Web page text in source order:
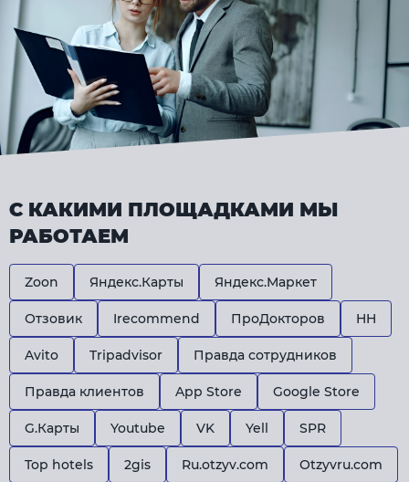
С КАКИМИ ПЛОЩАДКАМИ МЫ
РАБОТАЕМ
Zoon Яндекс.Карты Яндекс.Маркет
Отзовик Irecommend ПроДокторов HH
Avito Tripadvisor Правда сотрудников
Правда клиентов App Store Google Store
G.Карты Youtube VK Yell SPR
Top hotels 2gis Ru.otzyv.com Otzyvru.com